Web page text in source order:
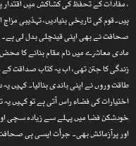
، مفادات کے تحفظ کی کشاکش میں اقتدار
ہیں۔قوم کی تاریخی بنیادیں، تہذیبی
صحافت نے بھی اپنی قینچلی بدل لی ہے۔
مادی معاشرے میں نام مقام بنانے کا
زندگی کا جتن تھی، اب یہ کتاب صداقت
طاقت وروں نے اپنی باندی بنالیا۔ کہیں
اختیارات کی فضاء راس آتی ہے تو کہیں
خودشکن فضا میں پہلے سے زیادہ سچی
اور پرآزمائش بھی۔ جرأت ایسی ہی